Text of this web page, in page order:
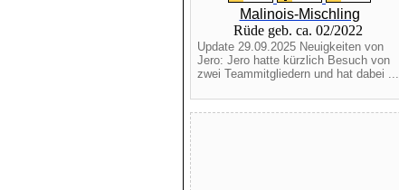
Malinois-Mischling
Rüde geb. ca. 02/2022
Update 29.09.2025 Neuigkeiten von
Jero: Jero hatte kürzlich Besuch von
zwei Teammitgliedern und hat dabei ...